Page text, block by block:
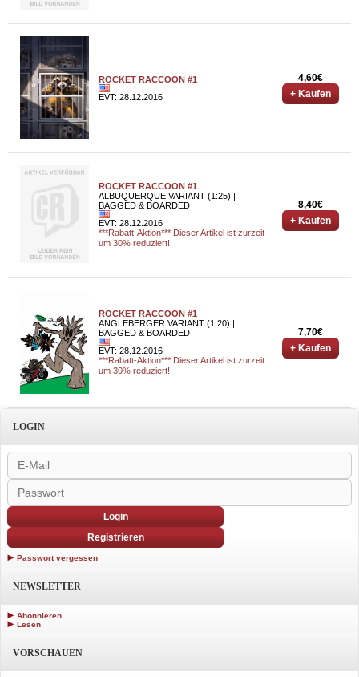
ROCKET RACCOON #1
EVT: 28.12.2016
4,60€
+ Kaufen
ROCKET RACCOON #1
ALBUQUERQUE VARIANT (1:25) |
BAGGED & BOARDED
EVT: 28.12.2016
***Rabatt-Aktion*** Dieser Artikel ist zurzeit
um 30% reduziert!
8,40€
+ Kaufen
ROCKET RACCOON #1
ANGLEBERGER VARIANT (1:20) |
BAGGED & BOARDED
EVT: 28.12.2016
***Rabatt-Aktion*** Dieser Artikel ist zurzeit
um 30% reduziert!
7,70€
+ Kaufen
LOGIN
Login
Registrieren
Passwort vergessen
NEWSLETTER
Abonnieren
Lesen
VORSCHAUEN